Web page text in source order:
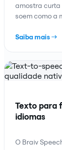
amostra
soem como a
Saiba mais
Texto para
idiomas
O Braiv